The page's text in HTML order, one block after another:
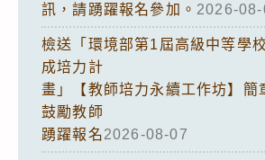
訊，請踴躍報名參加。 2026-08-
檢送「環境部第1屆高級中等學
成培力計
畫」【教師培力永續工作坊】簡
鼓勵教師
踴躍報名2026-08-07